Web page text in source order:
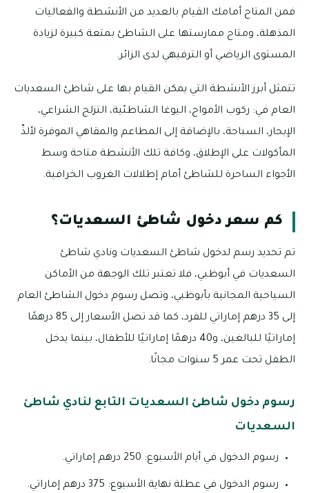
فمن المتاح أمامك القيام بالعديد من الأنشطة والفعاليات
المذهلة، ومتاح ممارستها على الشاطئ بمتعة كبيرة لزيادة
المستوى الرياضي أو الترفيهي لدى الزائر.
تتمثل أبرز الأنشطة التي يمكن القيام بها على شاطئ السعديات
العام في: ركوب الأمواج، اليوغا الشاطئية، التزلج الشراعي،
الإبحار، السباحة، بالإضافة إلى المطاعم والمقاهي الموفرة لألذّ
المأكولات على الإطلاق، وكافة تلك الأنشطة متاحة وسط
الأجواء الساحرة للشاطئ أمام إطلالات الغروب الخرافية.
كم سعر دخول شاطئ السعديات؟
تم تحديد رسم لدخول شاطئ السعديات ونادي شاطئ
السعديات في أبوظبي، فلا تعتبر تلك الوجهة من الأماكن
السياحية المجانية بأبوظبي، وتصل رسوم دخول الشاطئ العام
إلى 35 درهم إماراتي للفرد، كما قد تصل الأسعار إلى 85 درهمًا
إماراتيًا للبالغين، و40 درهمًا إماراتيًا للأطفال، بينما يدخل
الطفل تحت عمر 5 سنوات مجانًا.
رسوم دخول شاطئ السعديات التابع لنادي شاطئ
السعديات
رسوم الدخول في أيام الأسبوع: 250 درهم إماراتي.
رسوم الدخول في عطلة نهاية الأسبوع: 375 درهم إماراتي.